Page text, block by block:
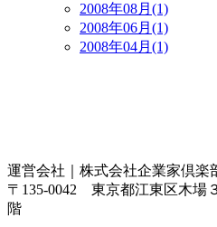
2008年08月(1)
2008年06月(1)
2008年04月(1)
運営会社｜ 株式会社企業家倶楽
〒135-0042 東京都江東区木場
階